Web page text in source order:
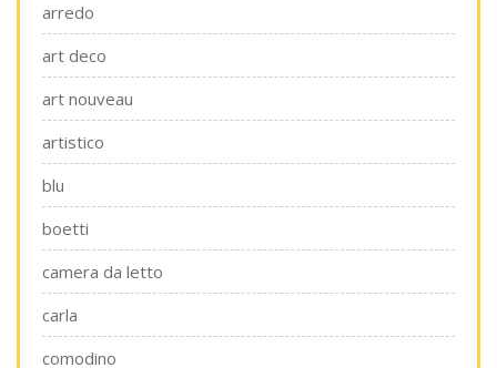
arredo
art deco
art nouveau
artistico
blu
boetti
camera da letto
carla
comodino